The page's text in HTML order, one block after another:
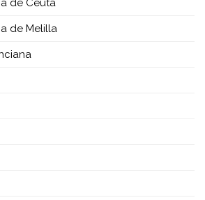
de Ceuta
de Melilla